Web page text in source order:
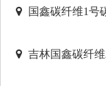
国鑫碳纤维1号
吉林国鑫碳纤